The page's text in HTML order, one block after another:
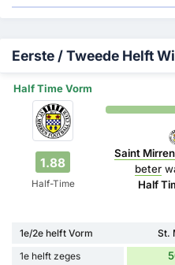
Eerste / Tweede Helft
Half Time Vorm
1.88
Half-Time
Saint
beter
Half
1e/2e helft Vorm St.
1e helft zeges